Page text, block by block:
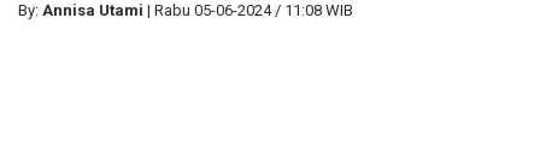
By: Annisa Utami | Rabu 05-06-2024 / 11:08 WIB